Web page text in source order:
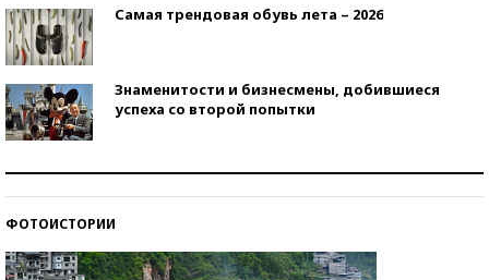
Самая трендовая обувь лета – 2026
Знаменитости и бизнесмены, добившиеся
успеха со второй попытки
ФОТОИСТОРИИ